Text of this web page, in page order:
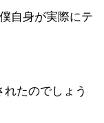
自身が実際にテ
たのでしょう